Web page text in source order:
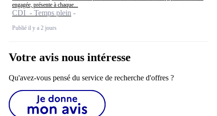
engagée, présente à chaque...
CDI - Temps plein
Publié il y a 2 jours
Votre avis nous intéresse
Qu'avez-vous pensé du service de recherche d'offres ?